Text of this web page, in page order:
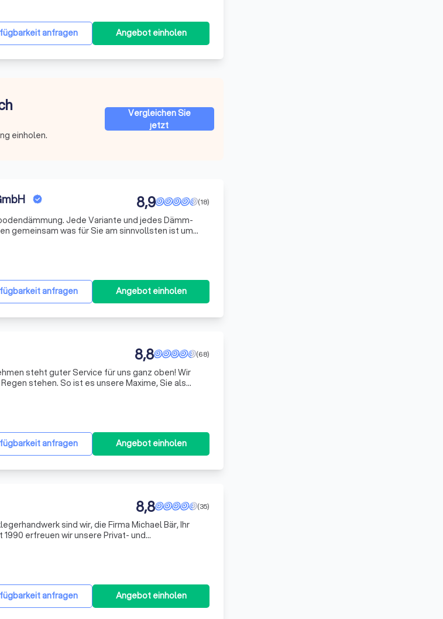
anfragen Angebot einholen
einholen.
Vergleichen Sie
jetzt
(18)
8,9
und jedes Dämm-
gemeinsam was für Sie am sinnvollsten ist um
anfragen Angebot einholen
(68)
8,8
steht guter Service für uns ganz oben! Wir
stehen. So ist es unsere Maxime, Sie als
anfragen Angebot einholen
(35)
8,8
sind wir, die Firma Michael Bär, Ihr
erfreuen wir unsere Privat- und
anfragen Angebot einholen